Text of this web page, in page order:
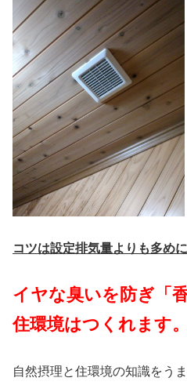
コツは設定排気量よりも多め
イヤな臭いを防ぎ「
住環境はつくれます。
自然摂理と住環境の知識をう